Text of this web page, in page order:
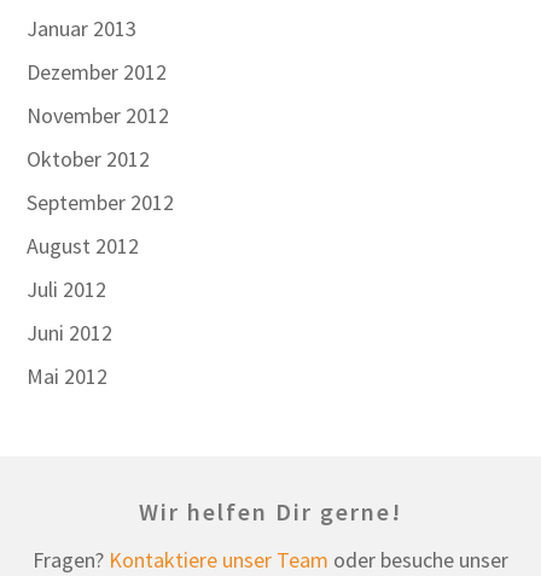
Januar 2013
Dezember 2012
November 2012
Oktober 2012
September 2012
August 2012
Juli 2012
Juni 2012
Mai 2012
Wir helfen Dir gerne!
Fragen? Kontaktiere unser Team oder besuche unser